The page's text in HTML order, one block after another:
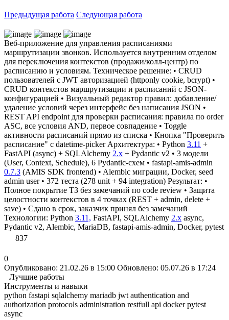
Предыдущая работа Следующая работа
Веб-приложение для управления расписаниями
маршрутизации звонков. Используется внутренним отделом
для переключения контекстов (продажи/колл-центр) по
расписанию и условиям. Техническое решение: • CRUD
пользователей с JWT авторизацией (httponly cookie, bcrypt) •
CRUD контекстов маршрутизации и расписаний с JSON-
конфигурацией • Визуальный редактор правил: добавление/
удаление условий через интерфейс без написания JSON •
REST API endpoint для проверки расписания: правила по order
ASC, все условия AND, первое совпадение • Toggle
активности расписаний прямо из списка • Кнопка "Проверить
расписание" с datetime-picker Архитектура: • Python 3.11 +
FastAPI (async) + SQLAlchemy 2.x + Pydantic v2 • 3 модели
(User, Context, Schedule), 6 Pydantic-схем • fastapi-amis-admin
0.7.3 (AMIS SDK frontend) • Alembic миграции, Docker, seed
admin user • 372 теста (278 unit + 94 integration) Результат: •
Полное покрытие ТЗ без замечаний по code review • Защита
целостности контекстов в 4 точках (REST + admin, delete +
save) • Сдано в срок, заказчик принял без замечаний
Технологии: Python 3.11, FastAPI, SQLAlchemy 2.x async,
Pydantic v2, Alembic, MariaDB, fastapi-amis-admin, Docker, pytest
837
0
Опубликовано: 21.02.26 в 15:00 Обновлено: 05.07.26 в 17:24
Лучшие работы
Инструменты и навыки
python fastapi sqlalchemy mariadb jwt authentication and
authorization protocols administration restfull api dockerpytest
async